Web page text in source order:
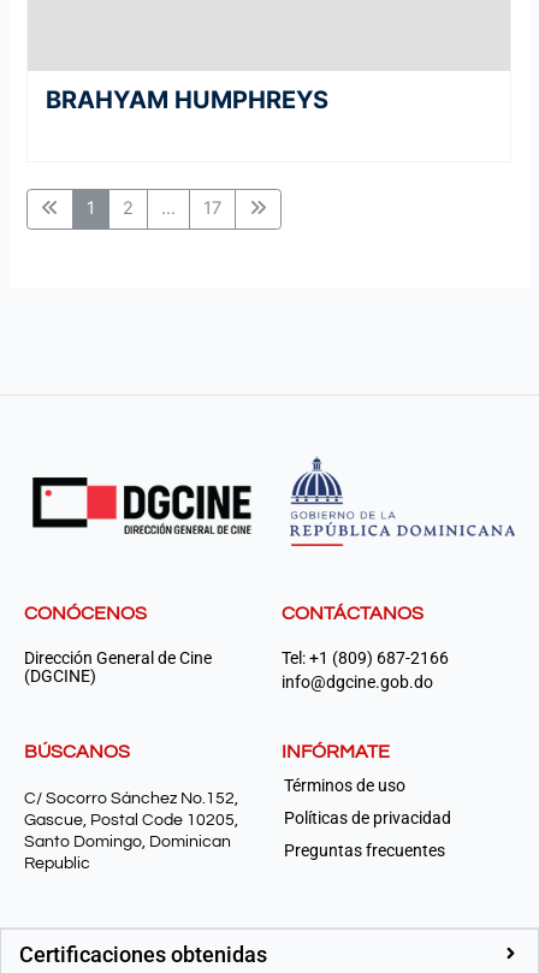
BRAHYAM HUMPHREYS
1 2 ... 17
CONÓCENOS
Dirección General de Cine
(DGCINE)
CONTÁCTANOS
Tel: +1 (809) 687-2166
info@dgcine.gob.do
BÚSCANOS
C/ Socorro Sánchez No.152,
Gascue, Postal Code 10205,
Santo Domingo, Dominican
Republic
INFÓRMATE
Términos de uso
Políticas de privacidad
Preguntas frecuentes
Certificaciones obtenidas